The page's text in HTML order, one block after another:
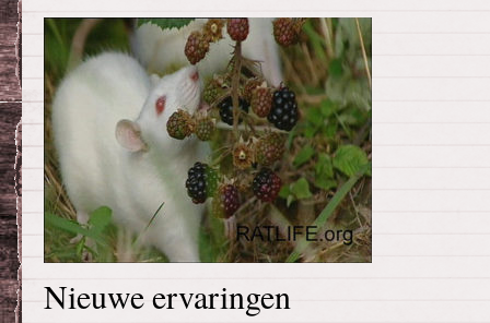
Nieuwe ervaringen